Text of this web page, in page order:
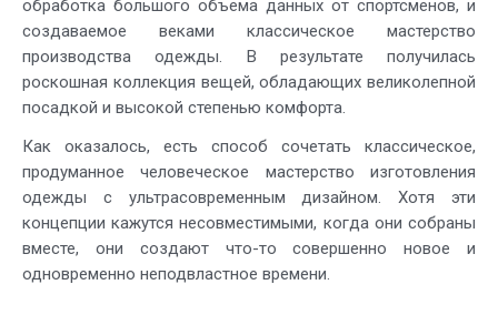
обработка большого объема данных от спортсменов, и
создаваемое веками классическое мастерство
производства одежды. В результате получилась
роскошная коллекция вещей, обладающих великолепной
посадкой и высокой степенью комфорта.
Как оказалось, есть способ сочетать классическое,
продуманное человеческое мастерство изготовления
одежды с ультрасовременным дизайном. Хотя эти
концепции кажутся несовместимыми, когда они собраны
вместе, они создают что-то совершенно новое и
одновременно неподвластное времени.